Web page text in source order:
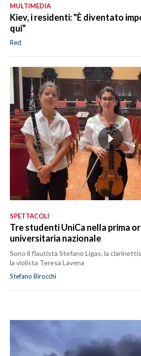
MULTIMEDIA
Kiev, i residenti: "È diventato
qui"
Red
SPETTACOLI
Tre studenti UniCa nella prima
universitaria nazionale
Sono il flautista Stefano Ligas, la
la violista Teresa Lavena
Stefano Birocchi